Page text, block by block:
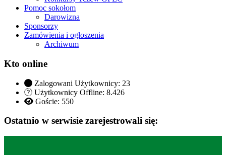
Pomoc sokołom
Darowizna
Sponsorzy
Zamówienia i ogłoszenia
Archiwum
Kto online
Zalogowani Użytkownicy: 23
Użytkownicy Offline: 8.426
Goście: 550
Ostatnio w serwisie zarejestrowali się: